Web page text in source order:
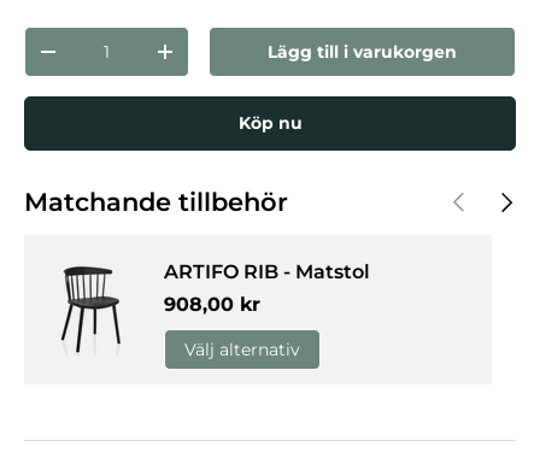
nummer
Minska mängdenÖka kvantitetenLägg till i varukorgen
Köp nu
Matchande tillbehör Nästa
ARTIFO RIB - Matstol
Normalpris
908,00 kr
Välj alternativ